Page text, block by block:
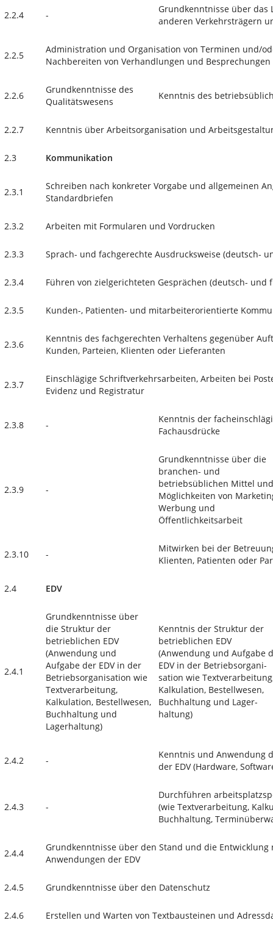
2.2.4 -
Grundkenntnisse über das
anderen Verkehrsträgern
2.2.5
Administration und Organisation von Terminen und/
Nachbereiten von Verhandlungen und Besprechungen
2.2.6
Grundkenntnisse des
Qualitätswesens
Kenntnis des
2.2.7 Kenntnis über Arbeitsorganisation und
2.3 Kommunikation
2.3.1
Schreiben nach konkreter Vorgabe und allgemeinen
Standardbriefen
2.3.2 Arbeiten mit Formularen und Vordrucken
2.3.3 Sprach- und fachgerechte Ausdrucksweise (deutsch-
2.3.4 Führen von zielgerichteten Gesprächen (deutsch- und
2.3.5 Kunden-, Patienten- und mitarbeiterorientierte
2.3.6
Kenntnis des fachgerechten Verhaltens gegenüber
Kunden, Parteien, Klienten oder Lieferanten
2.3.7
Einschlägige Schriftverkehrsarbeiten, Arbeiten bei
Evidenz und Registratur
2.3.8 -
Kenntnis der
Fachausdrücke
2.3.9 -
Grundkenntnisse über die
branchen- und
betriebsüblichen Mittel und
Möglichkeiten von
Werbung und
Öffentlichkeitsarbeit
2.3.10 -
Mitwirken bei der
Klienten, Patienten oder
2.4 EDV
2.4.1
Grundkenntnisse über
die Struktur der
betrieblichen EDV
(Anwendung und
Aufgabe der EDV in der
Betriebsorganisation wie
Textverarbeitung,
Kalkulation, Bestellwesen,
Buchhaltung und
Lagerhaltung)
Kenntnis der Struktur der
betrieblichen EDV
(Anwendung und Aufgabe
EDV in der Betriebsorgani­
sation wie
Kalkulation, Bestellwesen,
Buchhaltung und Lager­
haltung)
2.4.2 -
Kenntnis und Anwendung
der EDV (Hardware,
2.4.3 -
Durchführen
(wie Textverarbeitung,
Buchhaltung,
2.4.4
Grundkenntnisse über den Stand und die
Anwendungen der EDV
2.4.5 Grundkenntnisse über den Datenschutz
2.4.6 Erstellen und Warten von Textbausteinen und